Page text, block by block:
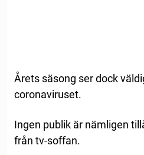
Årets säsong ser dock
coronaviruset.
Ingen publik är nämligen
från tv-soffan.